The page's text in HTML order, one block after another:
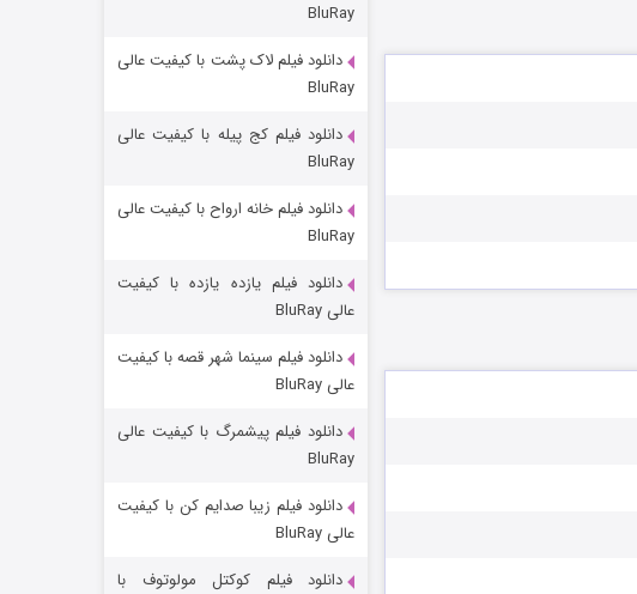
خاندان اژدها فصل ۳
جادوگری در مغولستان
BluRay
دانلود فیلم لاک پشت با کیفیت عالی
BluRay
دانلود فیلم کج‌ پیله با کیفیت عالی
BluRay
دانلود فیلم خانه ارواح با کیفیت عالی
BluRay
دانلود فیلم یازده یازده با کیفیت
عالی BluRay
دانلود فیلم سینما شهر قصه با کیفیت
عالی BluRay
دانلود فیلم پیشمرگ با کیفیت عالی
BluRay
دانلود فیلم زیبا صدایم کن با کیفیت
عالی BluRay
دانلود فیلم کوکتل مولوتوف با